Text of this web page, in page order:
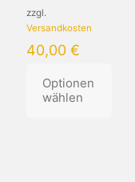
zzgl.
Versandkosten
40,00 €
Optionen
wählen